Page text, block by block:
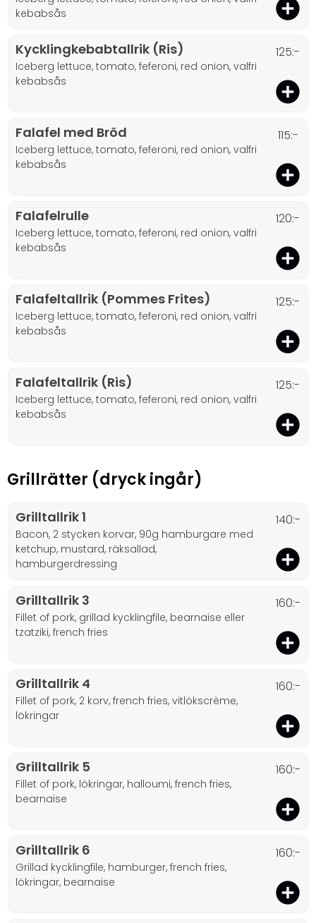
kebabsås
Kycklingkebabtallrik (Ris)
iceberg lettuce, tomato, feferoni, red onion, valfri
kebabsås
125:-
Falafel med Bröd
iceberg lettuce, tomato, feferoni, red onion, valfri
kebabsås
115:-
Falafelrulle
iceberg lettuce, tomato, feferoni, red onion, valfri
kebabsås
120:-
Falafeltallrik (Pommes Frites)
iceberg lettuce, tomato, feferoni, red onion, valfri
kebabsås
125:-
Falafeltallrik (Ris)
iceberg lettuce, tomato, feferoni, red onion, valfri
kebabsås
125:-
Grillrätter (dryck ingår)
Grilltallrik 1
bacon, 2 stycken korvar, 90g hamburgare med
ketchup, mustard, räksallad,
hamburgerdressing
140:-
Grilltallrik 3
fillet of pork, grillad kycklingfile, bearnaise eller
tzatziki, french fries
160:-
Grilltallrik 4
fillet of pork, 2 korv, french fries, vitlökscrème,
lökringar
160:-
Grilltallrik 5
fillet of pork, lökringar, halloumi, french fries,
bearnaise
160:-
Grilltallrik 6
grillad kycklingfile, hamburger, french fries,
lökringar, bearnaise
160:-